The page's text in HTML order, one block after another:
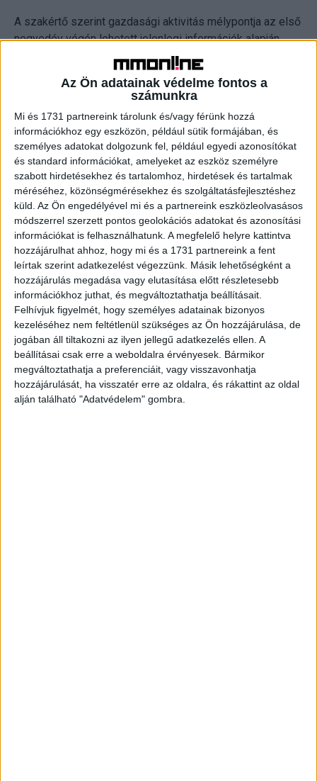
Az Ön adatainak védelme fontos a
számunkra
Mi és 1731 partnereink tárolunk és/vagy férünk hozzá
információkhoz egy eszközön, például sütik formájában, és
személyes adatokat dolgozunk fel, például egyedi azonosítókat
és standard információkat, amelyeket az eszköz személyre
szabott hirdetésekhez és tartalomhoz, hirdetések és tartalmak
méréséhez, közönségmérésekhez és szolgáltatásfejlesztéshez
küld. Az Ön engedélyével mi és a partnereink eszközleolvasásos
módszerrel szerzett pontos geolokációs adatokat és azonosítási
információkat is felhasználhatunk. A megfelelő helyre kattintva
hozzájárulhat ahhoz, hogy mi és a 1731 partnereink a fent
leírtak szerint adatkezelést végezzünk. Másik lehetőségként a
hozzájárulás megadása vagy elutasítása előtt részletesebb
információkhoz juthat, és megváltoztathatja beállításait.
Felhívjuk figyelmét, hogy személyes adatainak bizonyos
kezeléséhez nem feltétlenül szükséges az Ön hozzájárulása, de
jogában áll tiltakozni az ilyen jellegű adatkezelés ellen. A
beállításai csak erre a weboldalra érvényesek. Bármikor
megváltoztathatja a preferenciáit, vagy visszavonhatja
hozzájárulását, ha visszatér erre az oldalra, és rákattint az oldal
alján található "Adatvédelem" gombra.
A szakértő szerint gazdasági aktivitás mélypontja az első
negyedév végén lehetett jelenlegi információk alapján,
majd ezt követően, fokozatosan elindulhat(ott) felfelé a
hazai konjunktúra. "Látványosabb elmozdulás ugyanakkor
a második félévben jöhet. A mérséklődésnek indult, de
fizetőképes keresletet. A rendkívül kedvezőtlenné váló
kamatkörnyezet és a kormányzati halasztások a
beruházási aktivitás érdemi lassulását eredményezik.
Mindemellett egyelőre a globális gazdaság fellendülése
is várat magára, ami hátráltatja a jelentős hazai
kapacitásbővítések exportlehetőségeinek kiaknázását" –
tette hozzá Nagy János.
OLVASTA MÁR?